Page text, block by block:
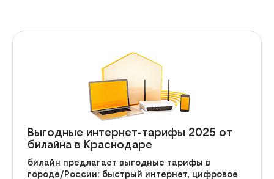
Выгодные интернет-тарифы 2025 от
билайна в Краснодаре
билайн предлагает выгодные тарифы в
городе/России: быстрый интернет, цифровое